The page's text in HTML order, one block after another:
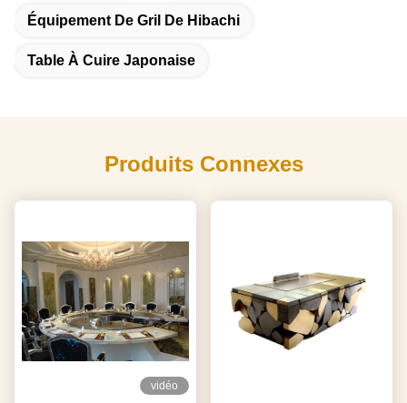
Équipement De Gril De Hibachi
Table À Cuire Japonaise
Produits Connexes
vidéo